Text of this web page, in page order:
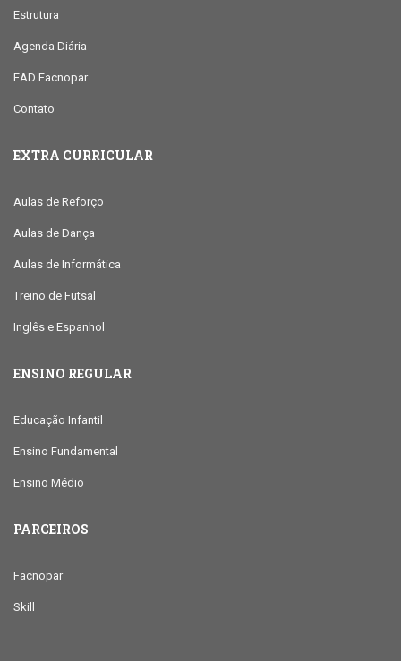
Estrutura
Agenda Diária
EAD Facnopar
Contato
EXTRA CURRICULAR
Aulas de Reforço
Aulas de Dança
Aulas de Informática
Treino de Futsal
Inglês e Espanhol
ENSINO REGULAR
Educação Infantil
Ensino Fundamental
Ensino Médio
PARCEIROS
Facnopar
Skill